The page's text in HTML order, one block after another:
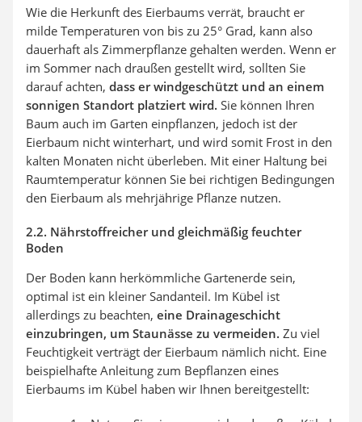
Wie die Herkunft des Eierbaums verrät, braucht er
milde Temperaturen von bis zu 25° Grad, kann also
dauerhaft als Zimmerpflanze gehalten werden. Wenn er
im Sommer nach draußen gestellt wird, sollten Sie
darauf achten, dass er windgeschützt und an einem
sonnigen Standort platziert wird. Sie können Ihren
Baum auch im Garten einpflanzen, jedoch ist der
Eierbaum nicht winterhart, und wird somit Frost in den
kalten Monaten nicht überleben. Mit einer Haltung bei
Raumtemperatur können Sie bei richtigen Bedingungen
den Eierbaum als mehrjährige Pflanze nutzen.
2.2. Nährstoffreicher und gleichmäßig feuchter
Boden
Der Boden kann herkömmliche Gartenerde sein,
optimal ist ein kleiner Sandanteil. Im Kübel ist
allerdings zu beachten, eine Drainageschicht
einzubringen, um Staunässe zu vermeiden. Zu viel
Feuchtigkeit verträgt der Eierbaum nämlich nicht. Eine
beispielhafte Anleitung zum Bepflanzen eines
Eierbaums im Kübel haben wir Ihnen bereitgestellt: